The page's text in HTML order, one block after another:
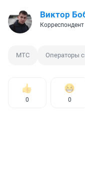
Виктор
Корреспондент
МТС Операторы
0 0